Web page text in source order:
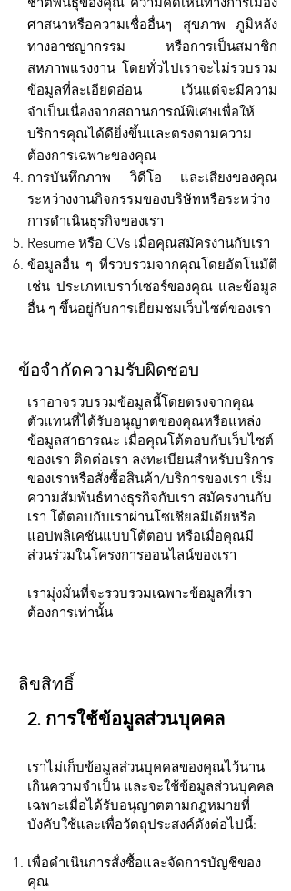
ศาสนาหรือความเชื่ออื่นๆ สุขภาพ ภูมิหลัง
ทางอาชญากรรม หรือการเป็นสมาชิก
สหภาพแรงงาน โดยทั่วไปเราจะไม่รวบรวม
ข้อมูลที่ละเอียดอ่อน เว้นแต่จะมีความ
จำเป็นเนื่องจากสถานการณ์พิเศษเพื่อให้
บริการคุณได้ดียิ่งขึ้นและตรงตามความ
ต้องการเฉพาะของคุณ
การบันทึกภาพ วิดีโอ และเสียงของคุณ
ระหว่างงานกิจกรรมของบริษัทหรือระหว่าง
การดำเนินธุรกิจของเรา
Resume หรือ CVs เมื่อคุณสมัครงานกับเรา
ข้อมูลอื่น ๆ ที่รวบรวมจากคุณโดยอัตโนมัติ
เช่น ประเภทเบราว์เซอร์ของคุณ และข้อมูล
อื่น ๆ ขึ้นอยู่กับการเยี่ยมชมเว็บไซต์ของเรา
ข้อจำกัดความรับผิดชอบ
เราอาจรวบรวมข้อมูลนี้โดยตรงจากคุณ
ตัวแทนที่ได้รับอนุญาตของคุณหรือแหล่ง
ข้อมูลสาธารณะ เมื่อคุณโต้ตอบกับเว็บไซต์
ของเรา ติดต่อเรา ลงทะเบียนสำหรับบริการ
ของเราหรือสั่งซื้อสินค้า/บริการของเรา เริ่ม
ความสัมพันธ์ทางธุรกิจกับเรา สมัครงานกับ
เรา โต้ตอบกับเราผ่านโซเชียลมีเดียหรือ
แอปพลิเคชันแบบโต้ตอบ หรือเมื่อคุณมี
ส่วนร่วมในโครงการออนไลน์ของเรา
เรามุ่งมั่นที่จะรวบรวมเฉพาะข้อมูลที่เรา
ต้องการเท่านั้น
ลิขสิทธิ์
2. การใช้ข้อมูลส่วนบุคคล
เราไม่เก็บข้อมูลส่วนบุคคลของคุณไว้นาน
เกินความจำเป็น และจะใช้ข้อมูลส่วนบุคคล
เฉพาะเมื่อได้รับอนุญาตตามกฎหมายที่
บังคับใช้และเพื่อวัตถุประสงค์ดังต่อไปนี้:
เพื่อดำเนินการสั่งซื้อและจัดการบัญชีของ
คุณ